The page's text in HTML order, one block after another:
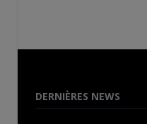
DERNIÈRES NEWS